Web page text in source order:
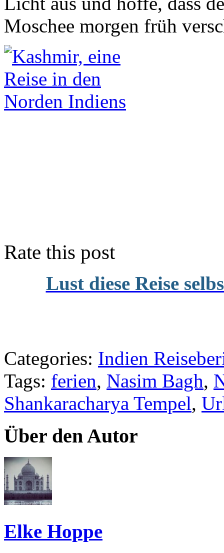
Moschee morgen früh
Rate this post
Lust diese Reise
Categories: Indien
Tags: ferien, Nasim Bagh,
Shankaracharya Tempel,
Über den Autor
Elke Hoppe